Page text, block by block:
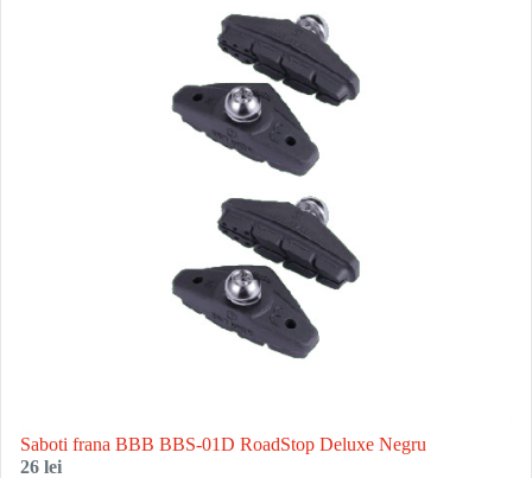
Saboti frana BBB BBS-01D RoadStop Deluxe Negru
26 lei